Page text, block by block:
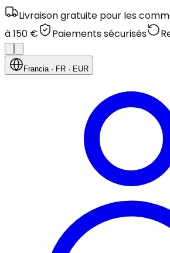
Livraison gratuite pour les
à 150 €
Paiements sécurisés
Francia· FR · EUR